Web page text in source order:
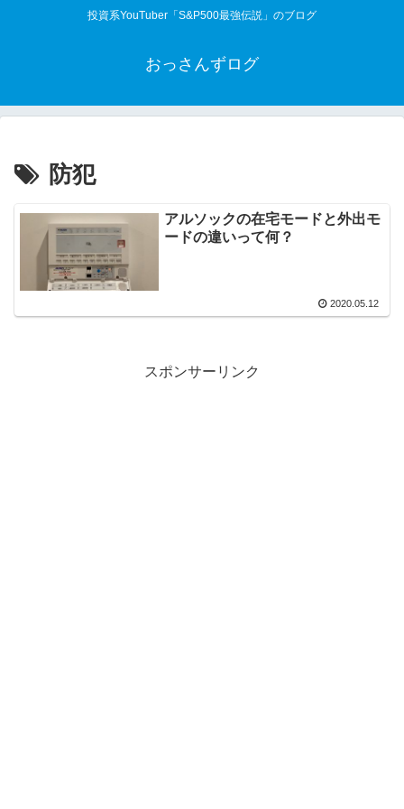
投資系YouTuber「S&P500最強伝説」のブログ
おっさんずログ
防犯
アルソックの在宅モードと外出モ
ードの違いって何？
2020.05.12
スポンサーリンク